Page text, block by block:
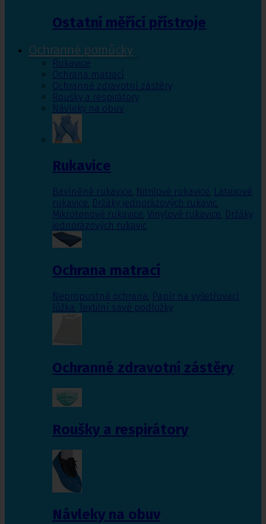
Ostatní měřící přístroje
Ochranné pomůcky
Rukavice
Ochrana matrací
Ochranné zdravotní zástěry
Roušky a respirátory
Návleky na obuv
Rukavice
Bavlněné rukavice, Nitrilové rukavice, Latexové
rukavice, Držáky jednorázových rukavic,
Mikrotenové rukavice, Vinylové rukavice, Držáky
jednorázových rukavic
Ochrana matrací
Nepropustná ochrana, Papír na vyšetřovací
lůžka, Textilní savé podložky
Ochranné zdravotní zástěry
Roušky a respirátory
Návleky na obuv